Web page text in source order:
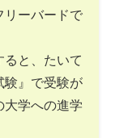
リーバードで
ると、たいて
験』で受験が
大学への進学